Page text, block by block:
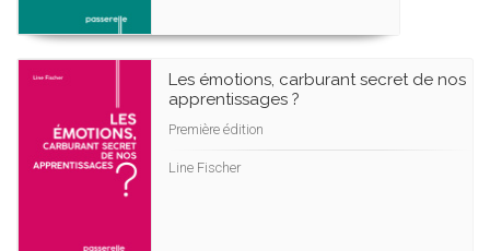
Les émotions, carburant secret de nos
apprentissages ?
Première édition
Line Fischer